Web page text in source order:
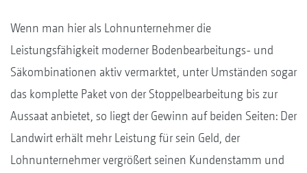
Wenn man hier als Lohnunternehmer die
Leistungsfähigkeit moderner Bodenbearbeitungs- und
Säkombinationen aktiv vermarktet, unter Umständen sogar
das komplette Paket von der Stoppelbearbeitung bis zur
Aussaat anbietet, so liegt der Gewinn auf beiden Seiten: Der
Landwirt erhält mehr Leistung für sein Geld, der
Lohnunternehmer vergrößert seinen Kundenstamm und